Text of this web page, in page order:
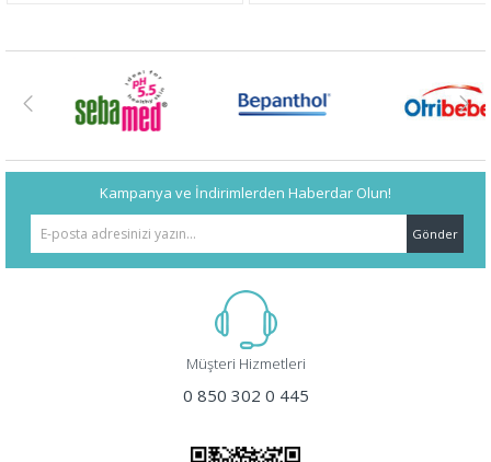
Kampanya ve İndirimlerden Haberdar Olun!
Gönder
Müşteri Hizmetleri
0 850 302 0 445